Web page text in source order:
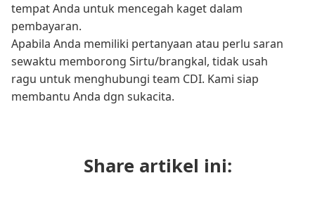
tempat Anda untuk mencegah kaget dalam
pembayaran.
Apabila Anda memiliki pertanyaan atau perlu saran
sewaktu memborong Sirtu/brangkal, tidak usah
ragu untuk menghubungi team CDI. Kami siap
membantu Anda dgn sukacita.
Share artikel ini: